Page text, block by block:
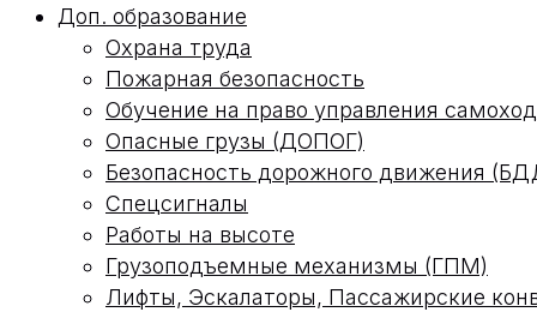
Доп. образование
Охрана труда
Пожарная безопасность
Обучение на право управления
Опасные грузы (ДОПОГ)
Безопасность дорожного движения
Спецсигналы
Работы на высоте
Грузоподъемные механизмы (ГПМ)
Лифты, Эскалаторы, Пассажирские